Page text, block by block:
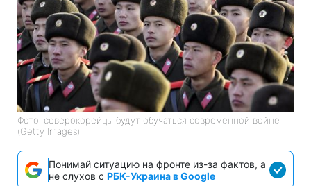
Фото: северокорейцы будут обучаться современной войне
(Getty Images)
Понимай ситуацию на фронте из-за фактов, а
не слухов с РБК-Украина в Google